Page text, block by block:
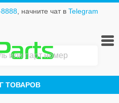
, начните чат в Telegram
ТОВАРОВ